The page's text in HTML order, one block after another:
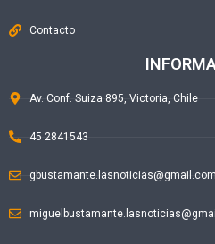
Contacto
Av. Conf. Suiza 895, Victoria, Chile
45 2841543
gbustamante.lasnoticias@gmail.com